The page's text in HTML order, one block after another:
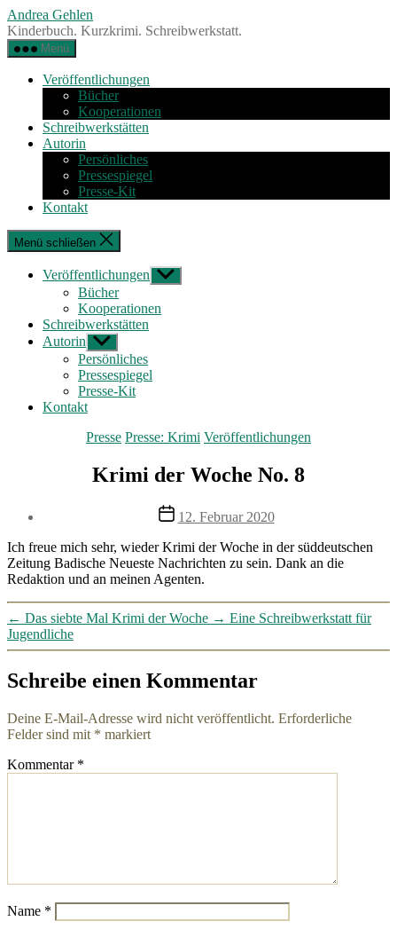
Zum
Inhalt
springen
Andrea Gehlen
Kinderbuch. Kurzkrimi. Schreibwerkstatt.
Menü
Veröffentlichungen
Bücher
Kooperationen
Schreibwerkstätten
Autorin
Persönliches
Pressespiegel
Presse-Kit
Kontakt
Menü schließen
Veröffentlichungen Untermenü
anzeigen
Bücher
Kooperationen
Schreibwerkstätten
Autorin Untermenü
anzeigen
Persönliches
Pressespiegel
Presse-Kit
Kontakt
Kategorien
Presse Presse: Krimi Veröffentlichungen
Krimi der Woche No. 8
Veröffentlichungsdatum
12. Februar 2020
Ich freue mich sehr, wieder Krimi der Woche in der süddeutschen
Zeitung Badische Neueste Nachrichten zu sein. Dank an die
Redaktion und an meinen Agenten.
← Das siebte Mal Krimi der Woche → Eine Schreibwerkstatt für
Jugendliche
Schreibe einen Kommentar
Deine E-Mail-Adresse wird nicht veröffentlicht. Erforderliche
Felder sind mit * markiert
Kommentar *
Name *